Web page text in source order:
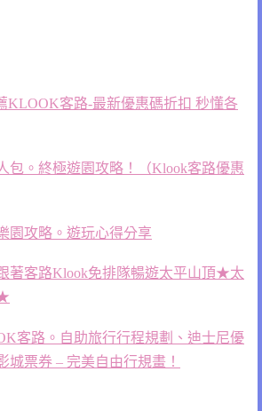
KLOOK客路-最新優惠碼折扣 秒懂各
包。終極遊園攻略！（Klook客路優惠
園攻略。遊玩心得分享
著客路Klook免排隊暢遊太平山頂★太
客路。自助旅行行程規劃、迪士尼優
城票券 – 完美自由行規畫！